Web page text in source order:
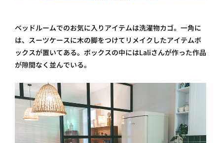
ベッドルームでのお気に入りアイテムは洗濯物カゴ。一角に
は、スーツケースに木の脚をつけてリメイクしたアイテムボ
ックスが置いてある。ボックスの中にはLaliさんが作った作品
が隙間なく並んでいる。